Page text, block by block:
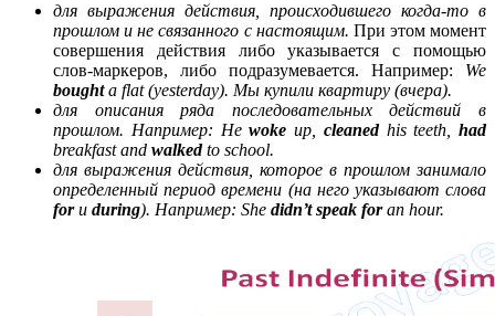
для выражения действия, происходившего когда-то в
прошлом и не связанного с настоящим. При этом момент
совершения действия либо указывается с помощью
слов-маркеров, либо подразумевается. Например: We
boughta flat (yesterday). Мы купили квартиру (вчера).
для описания ряда последовательных действий в
прошлом. Например: Hewoke up, cleaned his teeth, had
breakfast and walkedto school.
для выражения действия, которое в прошлом занимало
определенный период времени (на него указывают слова
forи during). Например: She didn’t speak foran hour.